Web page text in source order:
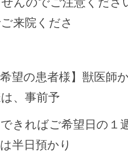
来院くださ
希望の患者様】獣医師
、事前予
きればご希望日の１
半日預かり